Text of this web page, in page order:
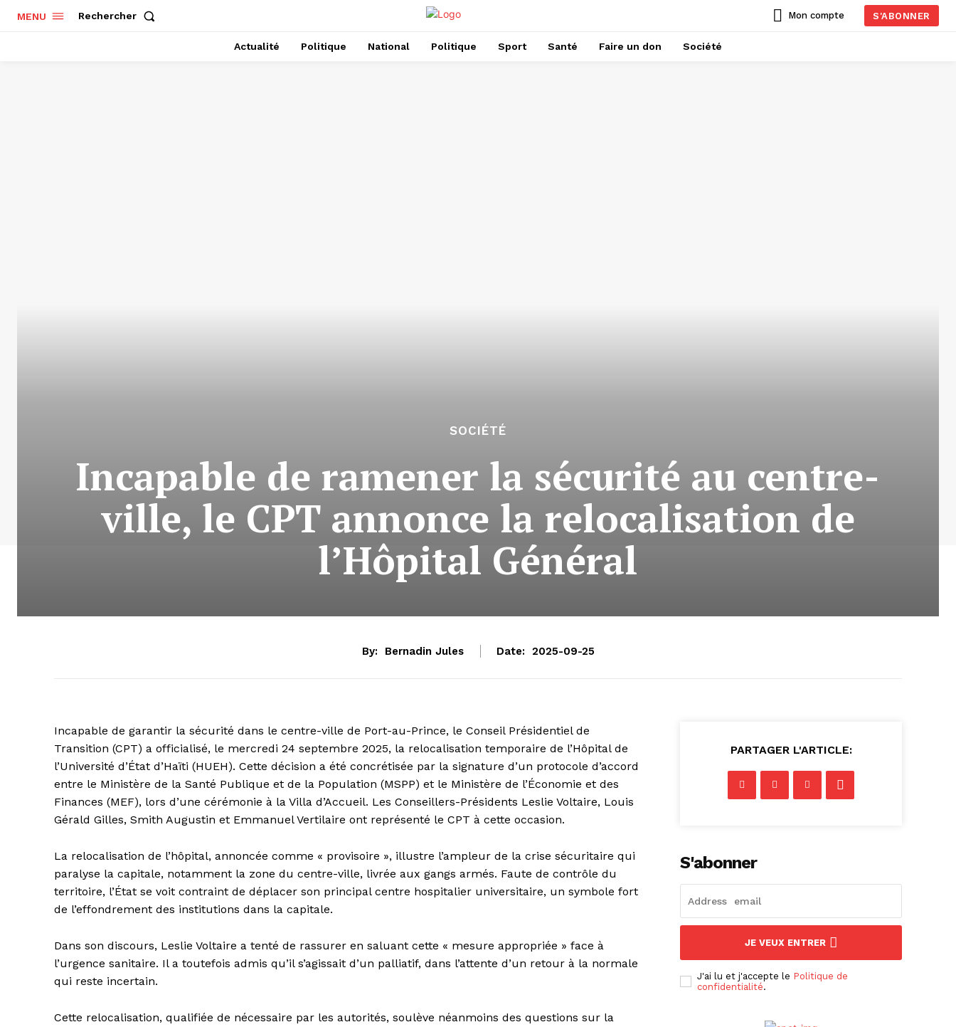
MENU Rechercher Mon compte S'ABONNER
Actualité Politique National Politique Sport Santé Faire un don Société
SOCIÉTÉ
Incapable de ramener la sécurité au centre-
ville, le CPT annonce la relocalisation de
l’Hôpital Général
By: Bernadin Jules Date: 2025-09-25
Incapable de garantir la sécurité dans le centre-ville de Port-au-Prince, le Conseil Présidentiel de
Transition (CPT) a officialisé, le mercredi 24 septembre 2025, la relocalisation temporaire de l’Hôpital de
l’Université d’État d’Haïti (HUEH). Cette décision a été concrétisée par la signature d’un protocole d’accord
entre le Ministère de la Santé Publique et de la Population (MSPP) et le Ministère de l’Économie et des
Finances (MEF), lors d’une cérémonie à la Villa d’Accueil. Les Conseillers-Présidents Leslie Voltaire, Louis
Gérald Gilles, Smith Augustin et Emmanuel Vertilaire ont représenté le CPT à cette occasion.
La relocalisation de l’hôpital, annoncée comme « provisoire », illustre l’ampleur de la crise sécuritaire qui
paralyse la capitale, notamment la zone du centre-ville, livrée aux gangs armés. Faute de contrôle du
territoire, l’État se voit contraint de déplacer son principal centre hospitalier universitaire, un symbole fort
de l’effondrement des institutions dans la capitale.
Dans son discours, Leslie Voltaire a tenté de rassurer en saluant cette « mesure appropriée » face à
l’urgence sanitaire. Il a toutefois admis qu’il s’agissait d’un palliatif, dans l’attente d’un retour à la normale
qui reste incertain.
Cette relocalisation, qualifiée de nécessaire par les autorités, soulève néanmoins des questions sur la
PARTAGER L'ARTICLE:
S'abonner
JE VEUX ENTRER
J'ai lu et j'accepte le Politique de
confidentialité.